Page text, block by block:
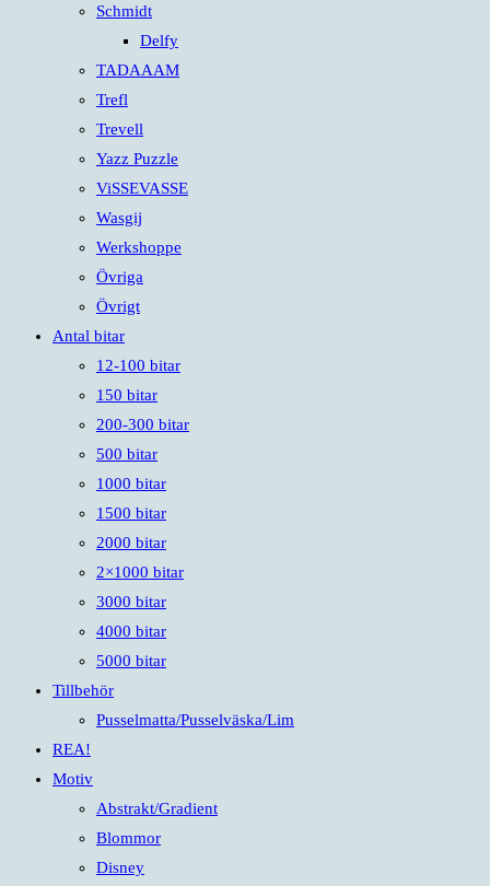
Schmidt
Delfy
TADAAAM
Trefl
Trevell
Yazz Puzzle
ViSSEVASSE
Wasgij
Werkshoppe
Övriga
Övrigt
Antal bitar
12-100 bitar
150 bitar
200-300 bitar
500 bitar
1000 bitar
1500 bitar
2000 bitar
2×1000 bitar
3000 bitar
4000 bitar
5000 bitar
Tillbehör
Pusselmatta/Pusselväska/Lim
REA!
Motiv
Abstrakt/Gradient
Blommor
Disney